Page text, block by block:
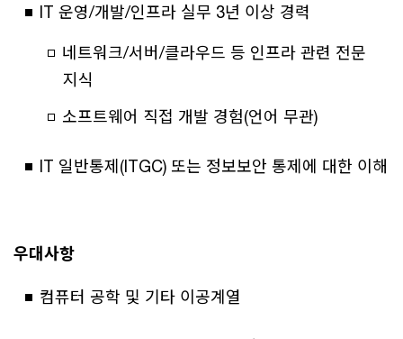
IT 운영/개발/인프라 실무 3년 이상 경력
네트워크/서버/클라우드 등 인프라 관련 전문
지식
소프트웨어 직접 개발 경험(언어 무관)
IT 일반통제(ITGC) 또는 정보보안 통제에 대한 이해
우대사항
컴퓨터 공학 및 기타 이공계열